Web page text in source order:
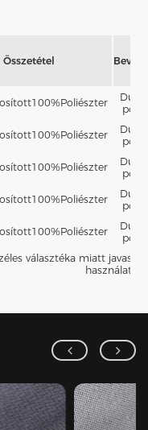
Összetétel
100%Poliészter
Dupla
pont
100%Poliészter
Dupla
pont
100%Poliészter
Dupla
pont
100%Poliészter
Dupla
pont
100%Poliészter
Dupla
pont
választéka miatt
használat